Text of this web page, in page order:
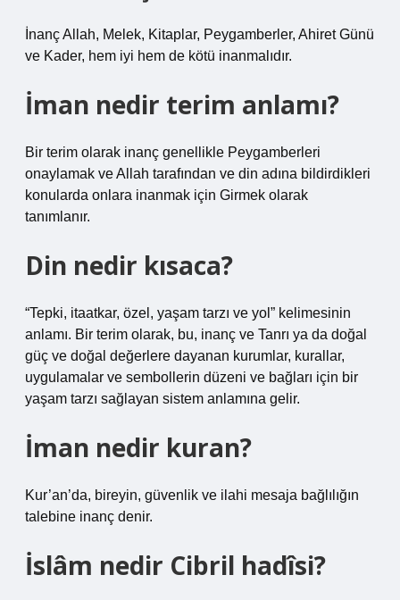
İnanç Allah, Melek, Kitaplar, Peygamberler, Ahiret Günü
ve Kader, hem iyi hem de kötü inanmalıdır.
İman nedir terim anlamı?
Bir terim olarak inanç genellikle Peygamberleri
onaylamak ve Allah tarafından ve din adına bildirdikleri
konularda onlara inanmak için Girmek olarak
tanımlanır.
Din nedir kısaca?
“Tepki, itaatkar, özel, yaşam tarzı ve yol” kelimesinin
anlamı. Bir terim olarak, bu, inanç ve Tanrı ya da doğal
güç ve doğal değerlere dayanan kurumlar, kurallar,
uygulamalar ve sembollerin düzeni ve bağları için bir
yaşam tarzı sağlayan sistem anlamına gelir.
İman nedir kuran?
Kur’an’da, bireyin, güvenlik ve ilahi mesaja bağlılığın
talebine inanç denir.
İslâm nedir Cibril hadîsi?